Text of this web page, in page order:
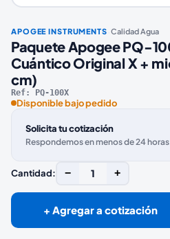
APOGEE INSTRUMENTS Calidad Agua
Paquete Apogee PQ-
Cuántico Original X +
cm)
Ref: PQ-100X
Disponible bajo pedido
Solicita tu cotización
Respondemos en menos de 24
Cantidad: − 1 +
+ Agregar a cotización